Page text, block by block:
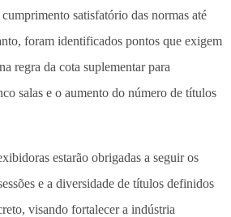
satisfatório das normas até
foram identificados pontos que exigem
regra da cota suplementar para
salas e o aumento do número de títulos
estarão obrigadas a seguir os
e a diversidade de títulos definidos
visando fortalecer a indústria